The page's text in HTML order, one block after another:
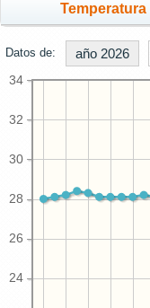
Temperatura
Datos de: año 2026
24
26
28
30
32
34